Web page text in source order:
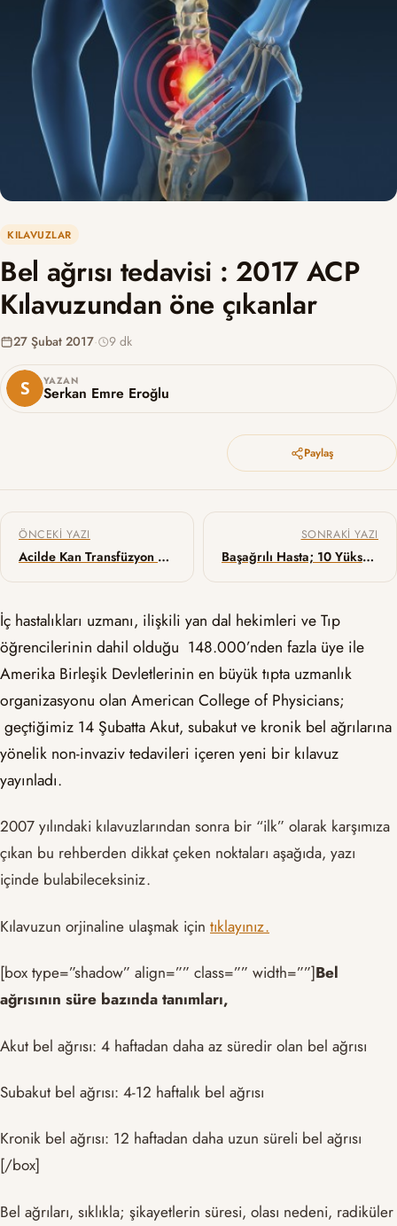
KILAVUZLAR
Bel ağrısı tedavisi : 2017 ACP
Kılavuzundan öne çıkanlar
YAZAN
Serkan Emre Eroğlu
27 Şubat 2017· 9 dk
Paylaş
Yazı gezinmesi
ÖNCEKI YAZI
Acilde Kan Transfüzyon Sorunları
SONRAKI YAZI
Başağrılı Hasta; 10 Yüksek Riskli Klinik Senaryo
İç hastalıkları uzmanı, ilişkili yan dal hekimleri ve Tıp
öğrencilerinin dahil olduğu 148.000’nden fazla üye ile
Amerika Birleşik Devletlerinin en büyük tıpta uzmanlık
organizasyonu olan American College of Physicians;
geçtiğimiz 14 Şubatta Akut, subakut ve kronik bel ağrılarına
yönelik non-invaziv tedavileri içeren yeni bir kılavuz
yayınladı.
2007 yılındaki kılavuzlarından sonra bir “ilk” olarak karşımıza
çıkan bu rehberden dikkat çeken noktaları aşağıda, yazı
içinde bulabileceksiniz.
Kılavuzun orjinaline ulaşmak için tıklayınız.
[box type=”shadow” align=”” class=”” width=””]Bel
ağrısının süre bazında tanımları,
Akut bel ağrısı: 4 haftadan daha az süredir olan bel ağrısı
Subakut bel ağrısı: 4-12 haftalık bel ağrısı
Kronik bel ağrısı: 12 haftadan daha uzun süreli bel ağrısı
[/box]
Bel ağrıları, sıklıkla; şikayetlerin süresi, olası nedeni, radiküler